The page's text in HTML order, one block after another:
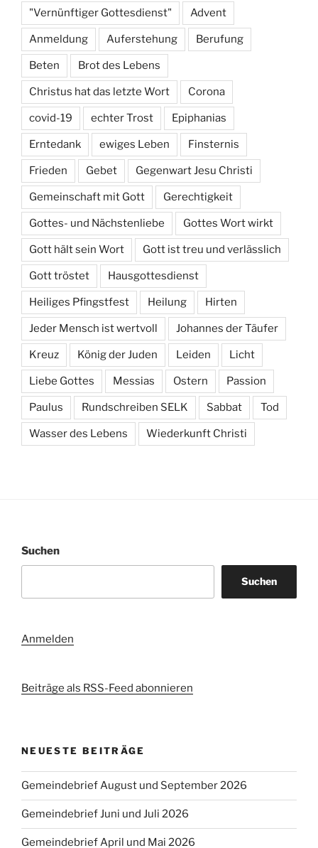
"Vernünftiger Gottesdienst" Advent
Anmeldung Auferstehung Berufung
Beten Brot des Lebens
Christus hat das letzte Wort Corona
covid-19 echter Trost Epiphanias
Erntedank ewiges Leben Finsternis
Frieden Gebet Gegenwart Jesu Christi
Gemeinschaft mit Gott Gerechtigkeit
Gottes- und Nächstenliebe Gottes Wort wirkt
Gott hält sein Wort Gott ist treu und verlässlich
Gott tröstet Hausgottesdienst
Heiliges Pfingstfest Heilung Hirten
Jeder Mensch ist wertvoll Johannes der Täufer
Kreuz König der Juden Leiden Licht
Liebe Gottes Messias Ostern Passion
Paulus Rundschreiben SELK Sabbat Tod
Wasser des Lebens Wiederkunft Christi
Suchen
Suchen
Anmelden
Beiträge als RSS-Feed abonnieren
NEUESTE BEITRÄGE
Gemeindebrief August und September 2026
Gemeindebrief Juni und Juli 2026
Gemeindebrief April und Mai 2026